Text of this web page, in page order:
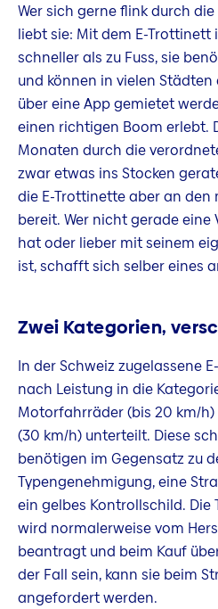
Wer sich gerne flink durch
liebt sie: Mit dem E-
schneller als zu Fuss, sie
und können in vielen
über eine App gemietet
einen richtigen Boom erlebt.
Monaten durch die
zwar etwas ins Stocken
die E-Trottinette aber an den
bereit. Wer nicht gerade
hat oder lieber mit seinem
ist, schafft sich selber eines
Zwei Kategorien,
In der Schweiz zugelassene
nach Leistung in die
Motorfahrräder (bis 20 km/
(30 km/h) unterteilt. Diese
benötigen im Gegensatz zu
Typengenehmigung, eine
ein gelbes Kontrollschild. Die
wird normalerweise vom
beantragt und beim Kauf
der Fall sein, kann sie beim
angefordert werden.